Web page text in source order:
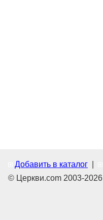
Добавить в каталог
© Церкви.com 2003-2026